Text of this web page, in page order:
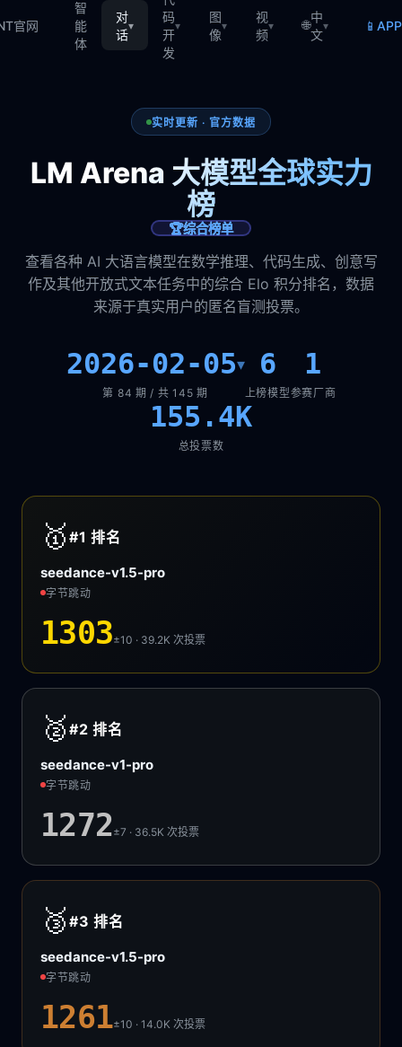
官网
智
能
体
对
话
▾
码
开
发
▾
图
像
▾
视
频
▾ 🌐
中
文
▾ 📱
实时更新 · 官方数据
LM Arena 大模型全球实力
榜
🏆综合榜单
查看各种 AI 大语言模型在数学推理、代码生成、创意写
作及其他开放式文本任务中的综合 Elo 积分排名，数据
来源于真实用户的匿名盲测投票。
2026-02-05▾
第 84 期 / 共 145 期
6
上榜模型
1
参赛厂商
155.4K
总投票数
🥇 #1排名
seedance-v1.5-pro
字节跳动
1303±10 · 39.2K次投票
🥈 #2排名
seedance-v1-pro
字节跳动
1272±7 · 36.5K次投票
🥉 #3排名
seedance-v1.5-pro
字节跳动
1261±10 · 14.0K次投票